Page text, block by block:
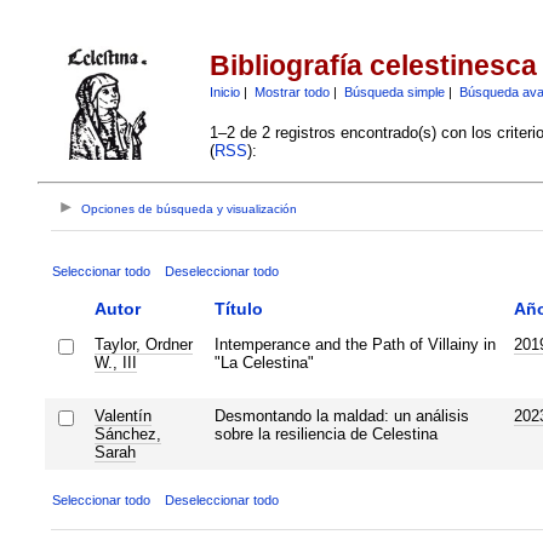
Bibliografía celestinesca
Inicio| Mostrar todo| Búsqueda simple| Búsqueda
1–2 de 2 registros encontrado(s) con los
(RSS):
Opciones de búsqueda y visualización
Seleccionar todo Deseleccionar todo
Autor Título
Taylor, Ordner
W., III
Intemperance and the Path of Villainy in
"La Celestina"
Valentín
Sánchez,
Sarah
Desmontando la maldad: un análisis
sobre la resiliencia de Celestina
Seleccionar todo Deseleccionar todo